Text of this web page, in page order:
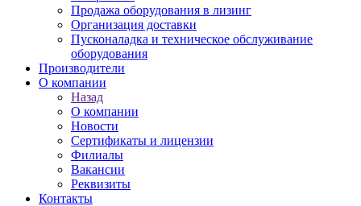
Продажа оборудования в лизинг
Организация доставки
Пусконаладка и техническое обслуживание
оборудования
Производители
О компании
Назад
О компании
Новости
Сертификаты и лицензии
Филиалы
Вакансии
Реквизиты
Контакты